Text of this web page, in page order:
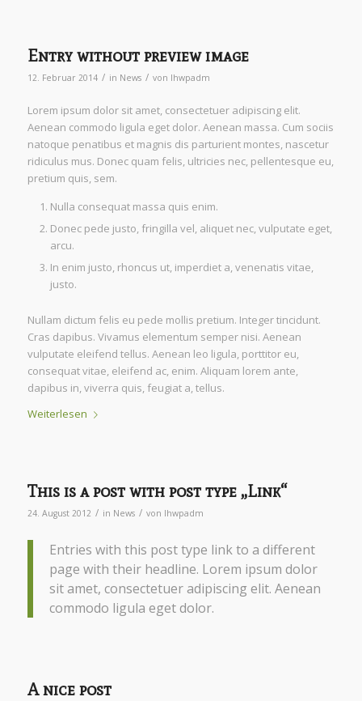
Entry without preview image
12. Februar 2014 / in News / von lhwpadm
Lorem ipsum dolor sit amet, consectetuer adipiscing elit.
Aenean commodo ligula eget dolor. Aenean massa. Cum sociis
natoque penatibus et magnis dis parturient montes, nascetur
ridiculus mus. Donec quam felis, ultricies nec, pellentesque eu,
pretium quis, sem.
Nulla consequat massa quis enim.
Donec pede justo, fringilla vel, aliquet nec, vulputate eget,
arcu.
In enim justo, rhoncus ut, imperdiet a, venenatis vitae,
justo.
Nullam dictum felis eu pede mollis pretium. Integer tincidunt.
Cras dapibus. Vivamus elementum semper nisi. Aenean
vulputate eleifend tellus. Aenean leo ligula, porttitor eu,
consequat vitae, eleifend ac, enim. Aliquam lorem ante,
dapibus in, viverra quis, feugiat a, tellus.
Weiterlesen
This is a post with post type „Link“
24. August 2012 / in News / von lhwpadm
Entries with this post type link to a different
page with their headline. Lorem ipsum dolor
sit amet, consectetuer adipiscing elit. Aenean
commodo ligula eget dolor.
A nice post